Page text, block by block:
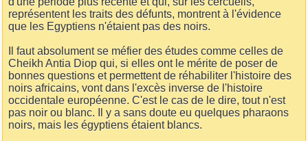
représentent les traits des défunts, montrent à l'évidence
que les Egyptiens n'étaient pas des noirs.
Il faut absolument se méfier des études comme celles de
Cheikh Antia Diop qui, si elles ont le mérite de poser de
bonnes questions et permettent de réhabiliter l'histoire des
noirs africains, vont dans l'excès inverse de l'histoire
occidentale européenne. C'est le cas de le dire, tout n'est
pas noir ou blanc. Il y a sans doute eu quelques pharaons
noirs, mais les égyptiens étaient blancs.